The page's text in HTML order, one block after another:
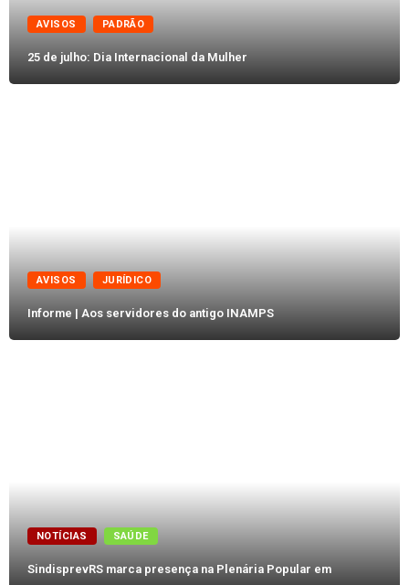
AVISOS PADRÃO
25 de julho: Dia Internacional da Mulher
AVISOS JURÍDICO
Informe | Aos servidores do antigo INAMPS
NOTÍCIAS SAÚDE
SindisprevRS marca presença na Plenária Popular em